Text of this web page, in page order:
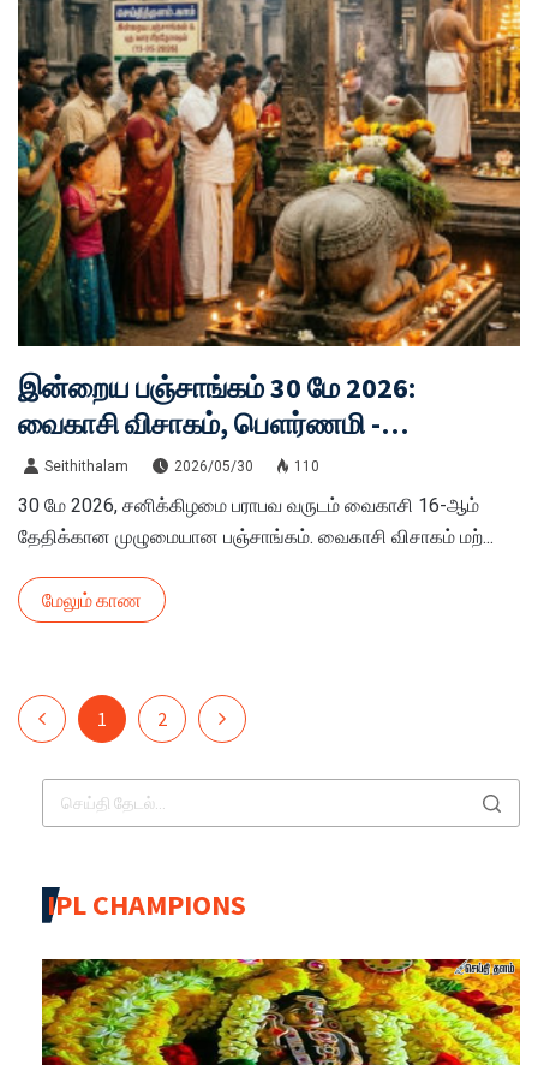
இன்றைய பஞ்சாங்கம் 30 மே 2026:
வைகாசி விசாகம், பௌர்ணமி -
சுபமுகூர்த்த நேரங்கள் பலன்கள்!
Seithithalam 2026/05/30 110
30 மே 2026, சனிக்கிழமை பராபவ வருடம் வைகாசி 16-ஆம்
தேதிக்கான முழுமையான பஞ்சாங்கம். வைகாசி விசாகம் மற்...
மேலும் காண
1 2
IPL CHAMPIONS